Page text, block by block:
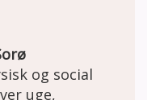
og social
uge,